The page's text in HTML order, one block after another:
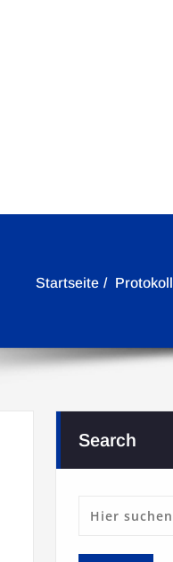
Startseite
Search